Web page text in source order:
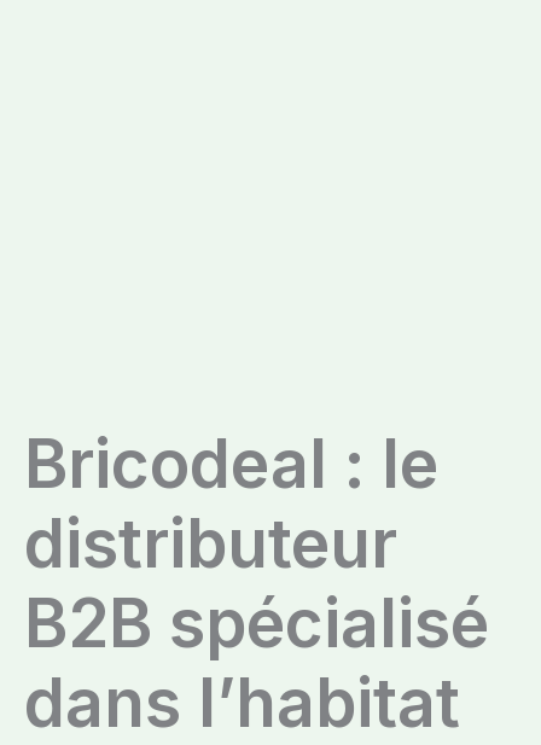
Bricodeal : le
distributeur
B2B spécialisé
dans l’habitat